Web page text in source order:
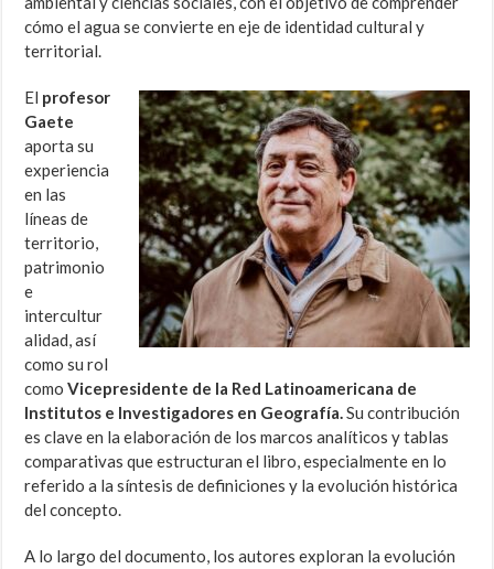
cómo el agua se convierte en eje de identidad cultural y
territorial.
El profesor
Gaete
aporta su
experiencia
en las
líneas de
territorio,
patrimonio
e
intercultur
alidad, así
como su rol
comoVicepresidente de la Red Latinoamericana de
Institutos e Investigadores en Geografía.Su contribución
es clave en la elaboración de los marcos analíticos y tablas
comparativas que estructuran el libro, especialmente en lo
referido a la síntesis de definiciones y la evolución histórica
del concepto.
A lo largo del documento, los autores exploran la evolución